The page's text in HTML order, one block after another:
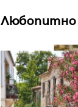
Любопитно